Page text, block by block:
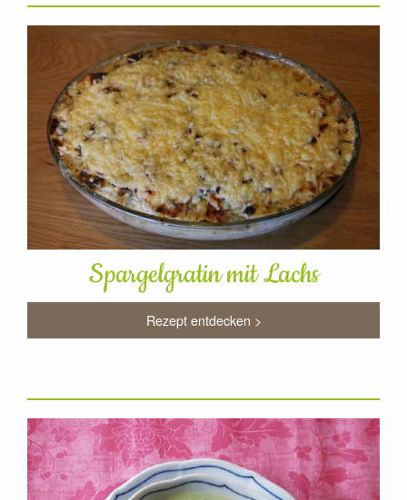
Spargelgratin mit Lachs
Rezept entdecken >